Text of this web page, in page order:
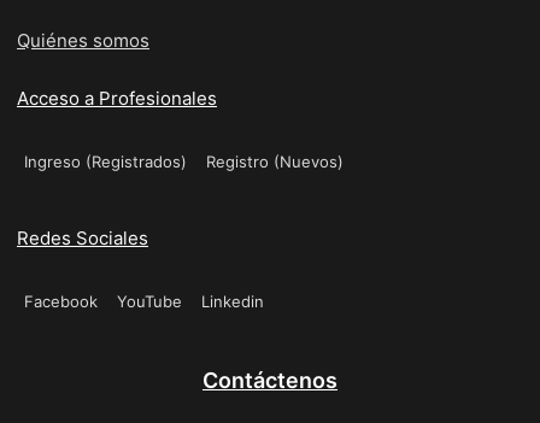
Quiénes somos
Acceso a Profesionales
Ingreso (Registrados) Registro (Nuevos)
Redes Sociales
Facebook YouTube Linkedin
Contáctenos